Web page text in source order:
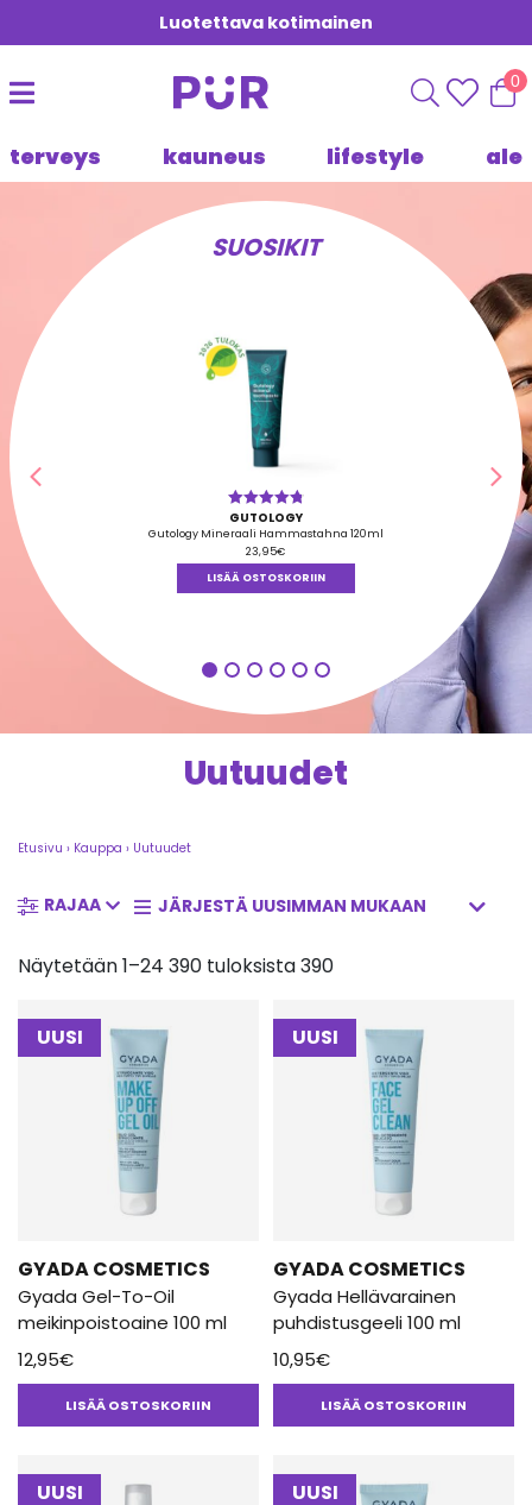
Luotettava kotimainen
0
terveys kauneus lifestyle ale
SUOSIKIT
Arvostelu
tuotteesta:
4.84/ 5
GUTOLOGY
Gutology Mineraali Hammastahna 120ml
23,95€
LISÄÄ OSTOSKORIIN
Edellinen
Uutuudet
Etusivu › Kauppa › Uutuudet
RAJAA
Näytetään 1–24 390 tuloksista 390
UUSI
GYADA COSMETICS
Gyada Gel-To-Oil
meikinpoistoaine 100 ml
12,95€
LISÄÄ OSTOSKORIIN
UUSI
GYADA COSMETICS
Gyada Hellävarainen
puhdistusgeeli 100 ml
10,95€
LISÄÄ OSTOSKORIIN
UUSI UUSI